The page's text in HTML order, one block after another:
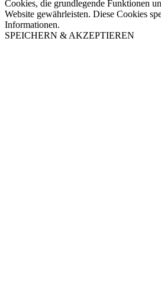
Cookies, die grundlegende Funktionen
Website gewährleisten. Diese Cookies
Informationen.
SPEICHERN & AKZEPTIEREN